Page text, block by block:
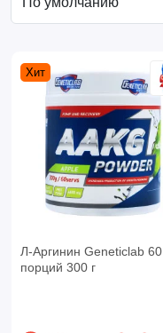
Хит
Л-Аргинин Geneticlab 60
порций 300 г